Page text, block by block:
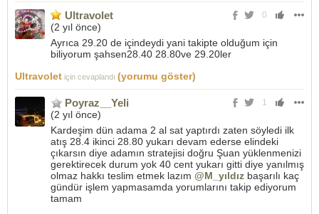
0
Ultravolet
(2 yıl önce)
Ayrıca 29.20 de içindeydi yani takipte olduğum için
biliyorum şahsen28.40 28.80ve 29.20ler
Ultravolet için cevaplandı (yorumu göster)
1
Poyraz__Yeli
(2 yıl önce)
Kardeşim dün adama 2 al sat yaptırdı zaten söyledi ilk
atış 28.4 ikinci 28.80 yukarı devam ederse elindeki
çıkarsın diye adamın stratejisi doğru Şuan yüklenmenizi
gerektirecek durum yok 40 cent yukarı gitti diye yanılmış
olmaz hakkı teslim etmek lazım @M_yıldız başarılı kaç
gündür işlem yapmasamda yorumlarını takip ediyorum
tamam